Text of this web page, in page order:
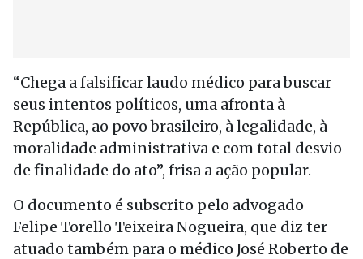
“Chega a falsificar laudo médico para buscar
seus intentos políticos, uma afronta à
República, ao povo brasileiro, à legalidade, à
moralidade administrativa e com total desvio
de finalidade do ato”, frisa a ação popular.
O documento é subscrito pelo advogado
Felipe Torello Teixeira Nogueira, que diz ter
atuado também para o médico José Roberto de